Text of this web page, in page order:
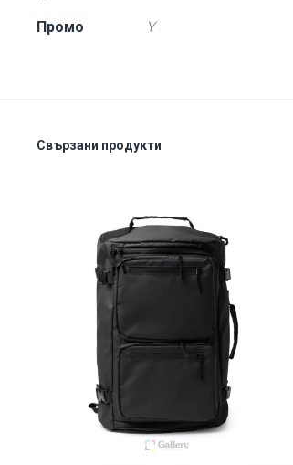
Промо Y
Свързани продукти